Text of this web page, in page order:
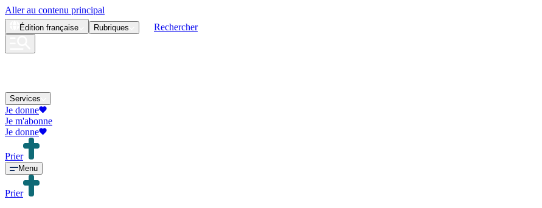
Aller au contenu principal
Édition française Rubriques Rechercher
Services
Je donne
Je m'abonne
Je donne
Prier
Menu
Prier